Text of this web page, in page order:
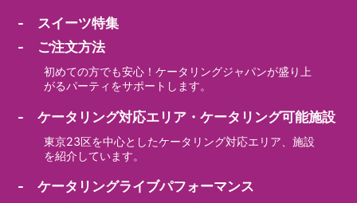
- スイーツ特集
- ご注文方法
初めての方でも安心！ケータリングジャパンが盛り上
がるパーティをサポートします。
- ケータリング対応エリア・ケータリング可能施設
東京23区を中心としたケータリング対応エリア、施設
を紹介しています。
- ケータリングライブパフォーマンス